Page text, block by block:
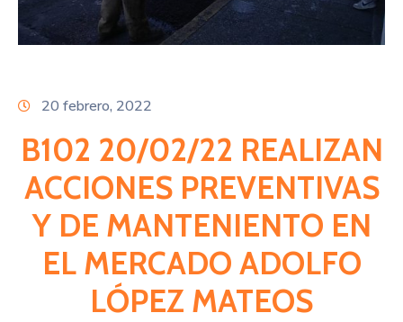
Citas
20 febrero, 2022
B102 20/02/22 REALIZAN
ACCIONES PREVENTIVAS
Y DE MANTENIENTO EN
EL MERCADO ADOLFO
LÓPEZ MATEOS